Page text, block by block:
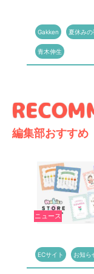
Gakken 夏休みの
青木伸生
編集部おすすめ
ニュース
ECサイト お知ら